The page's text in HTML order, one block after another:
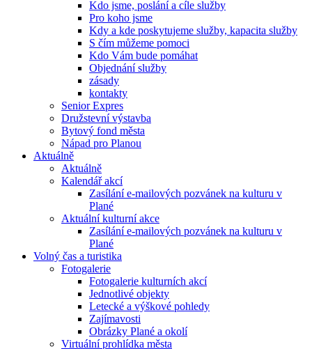
Kdo jsme, poslání a cíle služby
Pro koho jsme
Kdy a kde poskytujeme služby, kapacita služby
S čím můžeme pomoci
Kdo Vám bude pomáhat
Objednání služby
zásady
kontakty
Senior Expres
Družstevní výstavba
Bytový fond města
Nápad pro Planou
Aktuálně
Aktuálně
Kalendář akcí
Zasílání e-mailových pozvánek na kulturu v
Plané
Aktuální kulturní akce
Zasílání e-mailových pozvánek na kulturu v
Plané
Volný čas a turistika
Fotogalerie
Fotogalerie kulturních akcí
Jednotlivé objekty
Letecké a výškové pohledy
Zajímavosti
Obrázky Plané a okolí
Virtuální prohlídka města